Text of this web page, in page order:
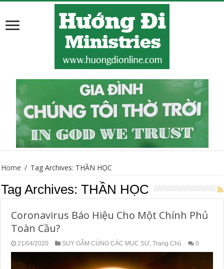
Home / Tag Archives: THẦN HỌC
Tag Archives:THẦN HỌC
Coronavirus Báo Hiệu Cho Một Chính Phủ
Toàn Cầu?
21/04/2020 SUY GẪM CÙNG CÁC MỤC SƯ,Trang Chủ 0